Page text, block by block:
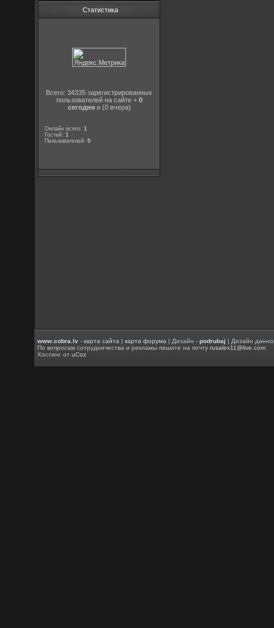
Статистика
Всего: 34335 зарегистрированных
пользователей на сайте + 0
сегодняи (0 вчера)
Онлайн всего:1
Гостей:1
Пользователей:0
www.cobra.lv -карта сайта |карта форума | Дизайн -podrubaj | Дизайн
По вопросам сотрудничества и рекламы пишите на почтуrusalex11@live.com
Хостинг отuCoz